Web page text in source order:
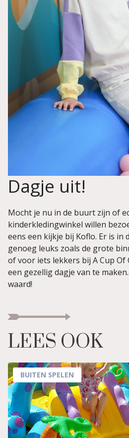
Dagje uit!
Mocht je nu in de buurt zijn of
kinderkledingwinkel willen
eens een kijkje bij Koflo. Er is in
genoeg leuks zoals de grote
of voor iets lekkers bij A Cup Of
een gezellig dagje van te
waard!
LEES OOK
BUITEN SPELEN